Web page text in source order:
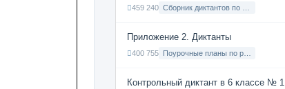
459 240
Приложение 2. Диктанты
400 755
Контрольный диктант в 6 классе № 1